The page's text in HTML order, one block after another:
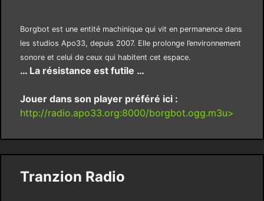
Borgbot est une entité machinique qui vit en permanence dans
les studios Apo33, depuis 2007. Elle prolonge l’environnement
sonore et celui de ceux qui habitent cet espace.
… La résistance est futile …
Jouer dans son player préféré ici :
http://radio.apo33.org:8000/borgbot.ogg.m3u>
Tranzion Radio